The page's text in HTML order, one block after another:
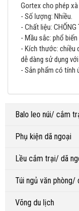
Gortex cho phép
- Số lượng: Nhiều.
- Chất liệu: CHỐNG
- Mầu sắc: phổ
- Kích thước: chiều
dễ dàng sử dụng
- Sản phẩm có tính
Balo leo núi/ cắm
Phụ kiện dã ngoại
Lều cắm trại/ dã
Túi ngủ văn phòng/
Võng du lịch